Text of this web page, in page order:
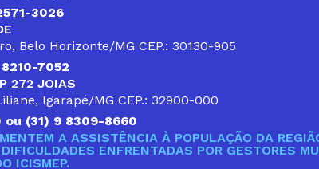
3026
Belo Horizonte/MG CEP.: 30130-905
7052
272 JOIAS
Igarapé/MG CEP.: 32900-000
ou (31) 9 8309-8660
A ASSISTÊNCIA À POPULAÇÃO DA
ENFRENTADAS POR GESTORES
ICISMEP.